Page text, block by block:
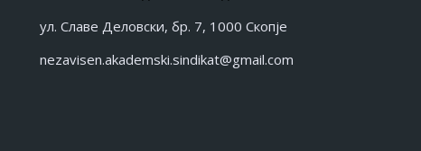
ул. Славе Деловски, бр. 7, 1000 Скопје
nezavisen.akademski.sindikat@gmail.com